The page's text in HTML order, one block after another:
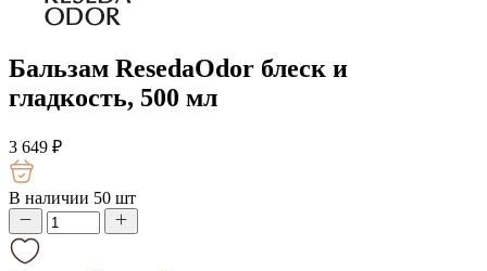
Бальзам ResedaOdor блеск и
гладкость, 500 мл
3 649 ₽
В наличии 50 шт